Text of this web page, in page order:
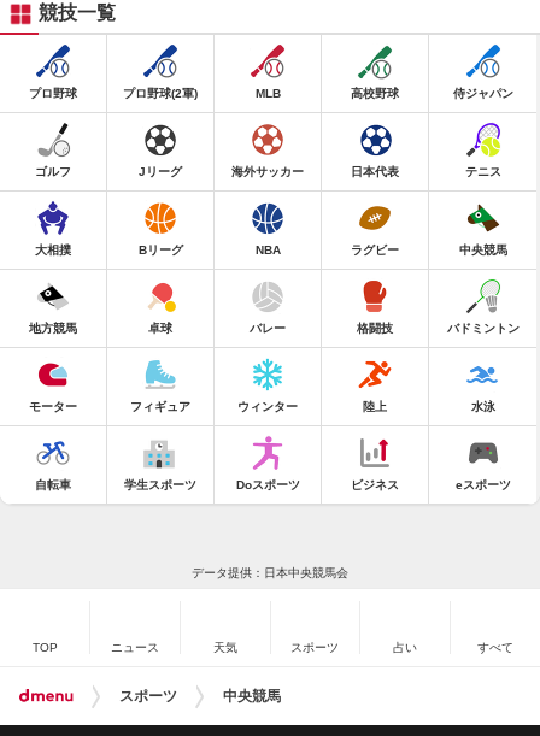
競技一覧
プロ野球 プロ野球(2軍) MLB 高校野球 侍ジャパン
ゴルフ Jリーグ 海外サッカー 日本代表 テニス
大相撲 Bリーグ NBA ラグビー 中央競馬
地方競馬 卓球 バレー 格闘技 バドミントン
モーター フィギュア ウィンター 陸上 水泳
自転車 学生スポーツ Doスポーツ ビジネス eスポーツ
データ提供：日本中央競馬会
TOP ニュース 天気 スポーツ 占い すべて
スポーツ 中央競馬